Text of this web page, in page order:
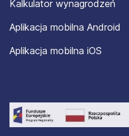
Kalkulator wynagrodzeń
Aplikacja mobilna Android
Aplikacja mobilna iOS